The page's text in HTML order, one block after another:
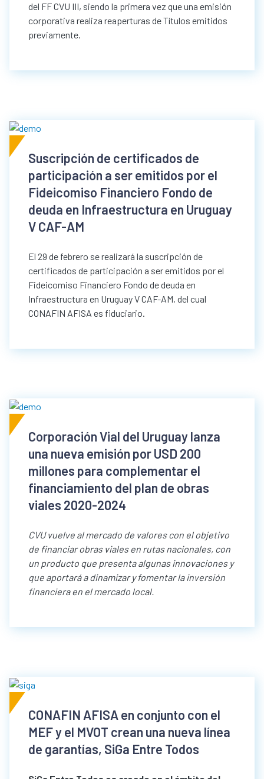
del FF CVU III, siendo la primera vez que una emisión
corporativa realiza reaperturas de Títulos emitidos
previamente.
Suscripción de certificados de
participación a ser emitidos por el
Fideicomiso Financiero Fondo de
deuda en Infraestructura en Uruguay
V CAF-AM
El 29 de febrero se realizará la suscripción de
certificados de participación a ser emitidos por el
Fideicomiso Financiero Fondo de deuda en
Infraestructura en Uruguay V CAF-AM, del cual
CONAFIN AFISA es fiduciario.
Corporación Vial del Uruguay lanza
una nueva emisión por USD 200
millones para complementar el
financiamiento del plan de obras
viales 2020-2024
CVU vuelve al mercado de valores con el objetivo
de financiar obras viales en rutas nacionales, con
un producto que presenta algunas innovaciones y
que aportará a dinamizar y fomentar la inversión
financiera en el mercado local.
CONAFIN AFISA en conjunto con el
MEF y el MVOT crean una nueva línea
de garantías, SiGa Entre Todos